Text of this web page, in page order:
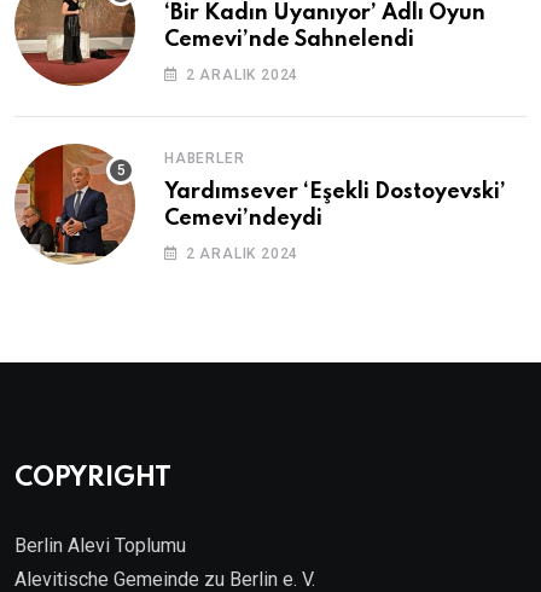
‘Bir Kadın Uyanıyor’ Adlı Oyun
Cemevi’nde Sahnelendi
2 ARALIK 2024
HABERLER
Yardımsever ‘Eşekli Dostoyevski’
Cemevi’ndeydi
2 ARALIK 2024
COPYRIGHT
Berlin Alevi Toplumu
Alevitische Gemeinde zu Berlin e. V.